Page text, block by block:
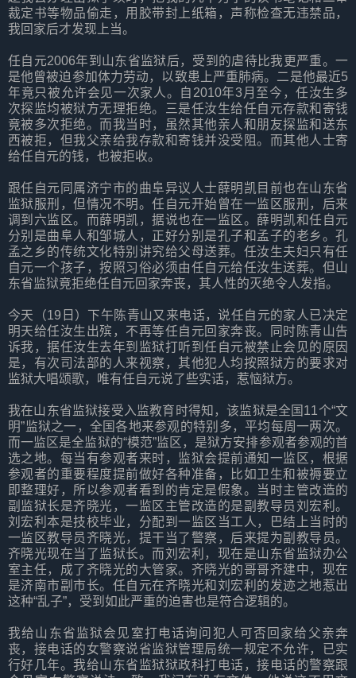
裁定书等物品偷走，用胶带封上纸箱，声称检查无违禁品，
我回家后才发现上当。
任自元2006年到山东省监狱后，受到的虐待比我更严重。一
是他曾被迫参加体力劳动，以致患上严重肺病。二是他最近5
年竟只被允许会见一次家人。自2010年3月至今，任汝生多
次探监均被狱方无理拒绝。三是任汝生给任自元存款和寄钱
竟被多次拒绝。而我当时，虽然其他亲人和朋友探监和送东
西被拒，但我父亲给我存款和寄钱并没受阻。而其他人士寄
给任自元的钱，也被拒收。
跟任自元同属济宁市的曲阜异议人士薛明凯目前也在山东省
监狱服刑，但情况不明。任自元开始曾在一监区服刑，后来
调到六监区。而薛明凯，据说也在一监区。薛明凯和任自元
分别是曲阜人和邹城人，正好分别是孔子和孟子的老乡。孔
孟之乡的传统文化特别讲究给父母送葬。任汝生夫妇只有任
自元一个孩子，按照习俗必须由任自元给任汝生送葬。但山
东省监狱竟拒绝任自元回家奔丧，其人性的灭绝令人发指。
今天（19日）下午陈青山又来电话，说任自元的家人已决定
明天给任汝生出殡，不再等任自元回家奔丧。同时陈青山告
诉我，据任汝生去年到监狱打听到任自元被禁止会见的原因
是，有次司法部的人来视察，其他犯人均按照狱方的要求对
监狱大唱颂歌，唯有任自元说了些实话，惹恼狱方。
我在山东省监狱接受入监教育时得知，该监狱是全国11个“文
明”监狱之一，全国各地来参观的特别多，平均每周一两次。
而一监区是全监狱的“模范”监区，是狱方安排参观者参观的首
选之地。每当有参观者来时，监狱会提前通知一监区，根据
参观者的重要程度提前做好各种准备，比如卫生和被褥要立
即整理好，所以参观者看到的肯定是假象。当时主管改造的
副监狱长是齐晓光，一监区主管改造的是副教导员刘宏利。
刘宏利本是技校毕业，分配到一监区当工人，巴结上当时的
一监区教导员齐晓光，提干当了警察，后来提为副教导员。
齐晓光现在当了监狱长。而刘宏利，现在是山东省监狱办公
室主任，成了齐晓光的大管家。齐晓光的哥哥齐建中，现在
是济南市副市长。任自元在齐晓光和刘宏利的发迹之地惹出
这种“乱子”，受到如此严重的迫害也是符合逻辑的。
我给山东省监狱会见室打电话询问犯人可否回家给父亲奔
丧，接电话的女警察说省监狱管理局统一规定不允许，已实
行好几年。我给山东省监狱狱政科打电话，接电话的警察跟